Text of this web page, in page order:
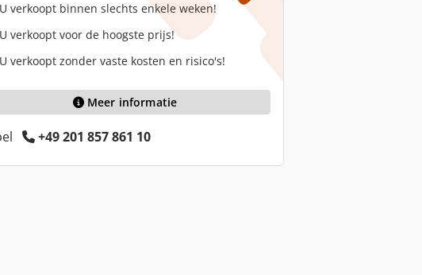
U verkoopt binnen slechts enkele weken!
U verkoopt voor de hoogste prijs!
U verkoopt zonder vaste kosten en risico's!
Meer informatie
+49 201 857 861 10